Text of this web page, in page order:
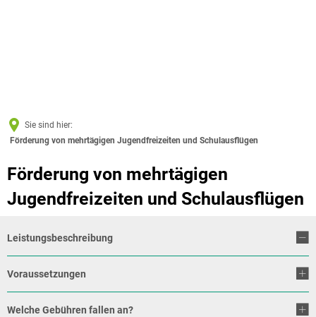
Sie sind hier:
Förderung von mehrtägigen Jugendfreizeiten und Schulausflügen
Förderung von mehrtägigen
Jugendfreizeiten und Schulausflügen
Leistungsbeschreibung
Voraussetzungen
Welche Gebühren fallen an?